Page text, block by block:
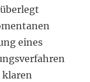
eines
klaren